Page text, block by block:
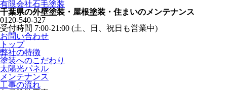
有限会社石毛塗装
千葉県の外壁塗装・屋根塗装・住まいのメンテナンス
0120-540-327
受付時間 7:00-21:00 (土、日、祝日も営業中)
お問い合わせ
トップ
弊社の特徴
塗装へのこだわり
太陽光パネル
メンテナンス
工事の流れ